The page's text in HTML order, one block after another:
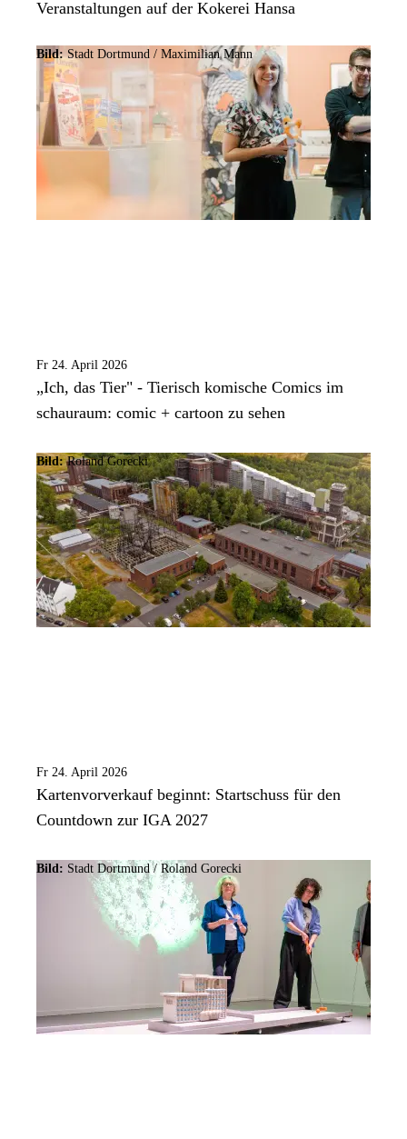
Veranstaltungen auf der Kokerei Hansa
Bild:Stadt Dortmund / Maximilian Mann
Fr 24. April 2026
„Ich, das Tier" - Tierisch komische Comics im
schauraum: comic + cartoon zu sehen
Bild: Roland Gorecki
Fr 24. April 2026
Kartenvorverkauf beginnt: Startschuss für den
Countdown zur IGA 2027
Bild: Stadt Dortmund / Roland Gorecki